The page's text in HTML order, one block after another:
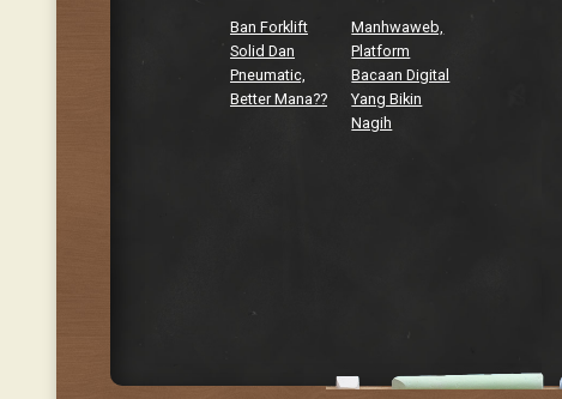
Ban Forklift
Solid Dan
Pneumatic,
Better Mana??
Manhwaweb,
Platform
Bacaan Digital
Yang Bikin
Nagih